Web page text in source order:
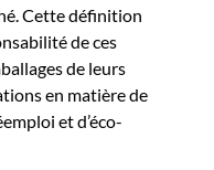
Cette définition
de ces
de leurs
en matière de
et d’éco-